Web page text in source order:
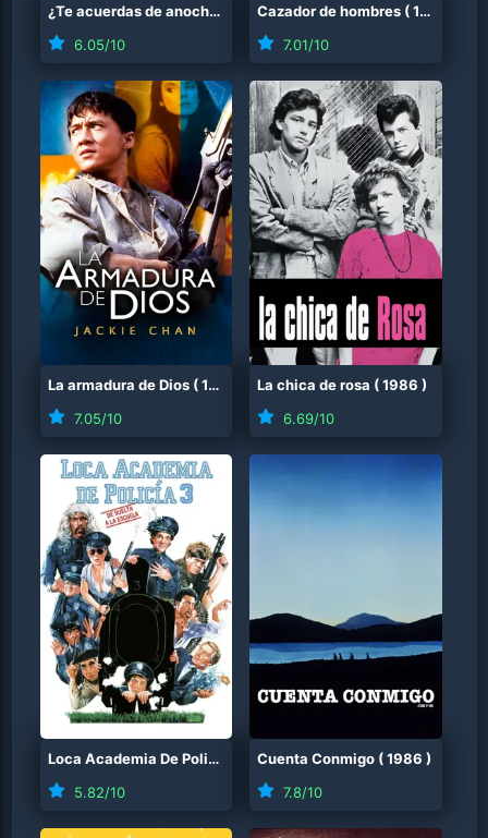
¿Te acuerdas de anoche? 1986)
6.05/10
Cazador de hombres (1986
7.01/10
La armadura de Dios (1986
7.05/10
La chica de rosa (1986 )
6.69/10
Loca Academia De Policía 3: De Vuelta A La Escuela ( 1986
5.82/10
Cuenta Conmigo (1986 )
7.8/10